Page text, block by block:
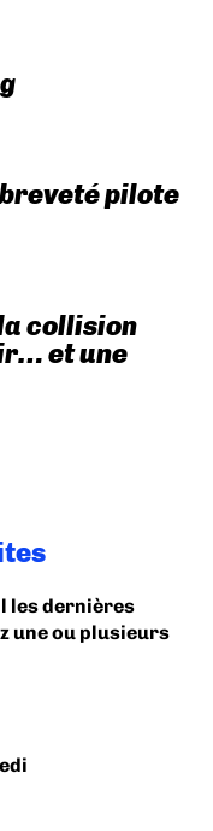
pilote
collision
et une
les dernières
une ou plusieurs